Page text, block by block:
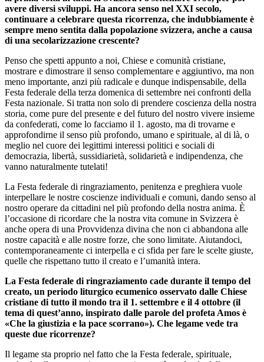
avere diversi sviluppi. Ha ancora senso nel XXI secolo,
continuare a celebrare questa ricorrenza, che indubbiamente è
sempre meno sentita dalla popolazione svizzera, anche a causa
di una secolarizzazione crescente?
Penso che spetti appunto a noi, Chiese e comunità cristiane,
mostrare e dimostrare il senso complementare e aggiuntivo, ma non
meno importante, anzi più radicale e dunque indispensabile, della
Festa federale della terza domenica di settembre nei confronti della
Festa nazionale. Si tratta non solo di prendere coscienza della nostra
storia, come pure del presente e del futuro del nostro vivere insieme
da confederati, come lo facciamo il 1. agosto, ma di trovarne e
approfondirne il senso più profondo, umano e spirituale, al di là, o
meglio nel cuore dei legittimi interessi politici e sociali di
democrazia, libertà, sussidiarietà, solidarietà e indipendenza, che
vanno naturalmente tutelati!
La Festa federale di ringraziamento, penitenza e preghiera vuole
interpellare le nostre coscienze individuali e comuni, dando senso al
nostro operare da cittadini nel più profondo della nostra anima. È
l’occasione di ricordare che la nostra vita comune in Svizzera è
anche opera di una Provvidenza divina che non ci abbandona alle
nostre capacità e alle nostre forze, che sono limitate. Aiutandoci,
contemporaneamente ci interpella e ci sfida per fare le scelte giuste,
quelle che rispettano tutto il creato e l’umanità intera.
La Festa federale di ringraziamento cade durante il tempo del
creato, un periodo liturgico ecumenico osservato dalle Chiese
cristiane di tutto il mondo tra il 1. settembre e il 4 ottobre (il
tema di quest’anno, inspirato dalle parole del profeta Amos è
«Che la giustizia e la pace scorrano»). Che legame vede tra
queste due ricorrenze?
Il legame sta proprio nel fatto che la Festa federale, spirituale,